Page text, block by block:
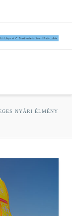
NYÁRI ÉLMÉNY